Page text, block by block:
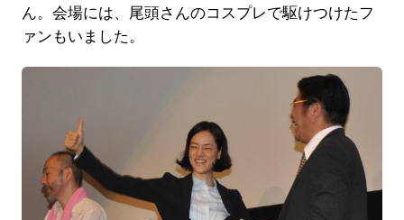
ん。会場には、尾頭さんのコスプレで駆けつけたフ
ァンもいました。